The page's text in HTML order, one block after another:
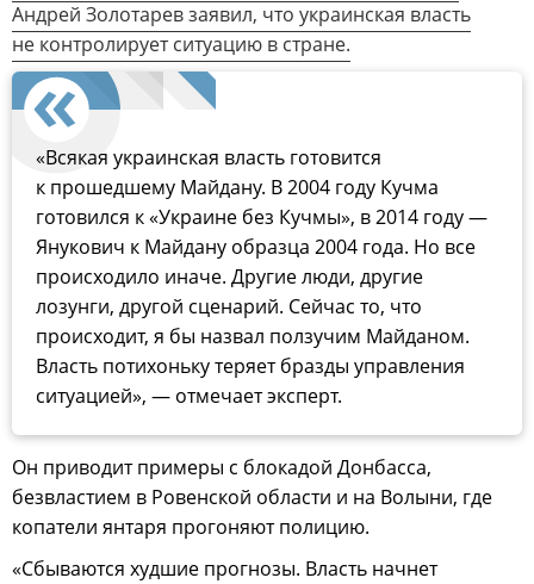
Андрей Золотарев заявил, что украинская власть
не контролирует ситуацию в стране.
«Всякая украинская власть готовится
к прошедшему Майдану. В 2004 году Кучма
готовился к «Украине без Кучмы», в 2014 году —
Янукович к Майдану образца 2004 года. Но все
происходило иначе. Другие люди, другие
лозунги, другой сценарий. Сейчас то, что
происходит, я бы назвал ползучим Майданом.
Власть потихоньку теряет бразды управления
ситуацией», — отмечает эксперт.
Он приводит примеры с блокадой Донбасса,
безвластием в Ровенской области и на Волыни, где
копатели янтаря прогоняют полицию.
«Сбываются худшие прогнозы. Власть начнет